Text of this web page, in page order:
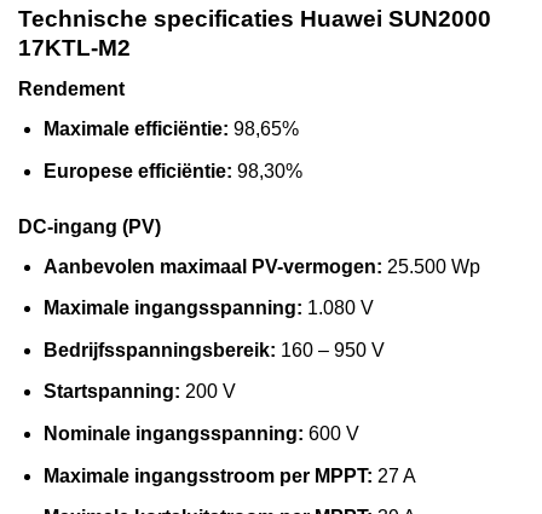
Technische specificaties Huawei SUN2000
17KTL-M2
Rendement
Maximale efficiëntie: 98,65%
Europese efficiëntie: 98,30%
DC-ingang (PV)
Aanbevolen maximaal PV-vermogen: 25.500 Wp
Maximale ingangsspanning: 1.080 V
Bedrijfsspanningsbereik: 160 – 950 V
Startspanning: 200 V
Nominale ingangsspanning: 600 V
Maximale ingangsstroom per MPPT: 27 A